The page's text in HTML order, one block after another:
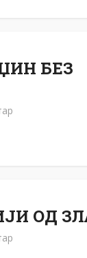
БЕЗ
ОД